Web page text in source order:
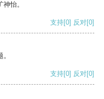
怡。
支持[0] 反对[0]
支持[0] 反对[0]